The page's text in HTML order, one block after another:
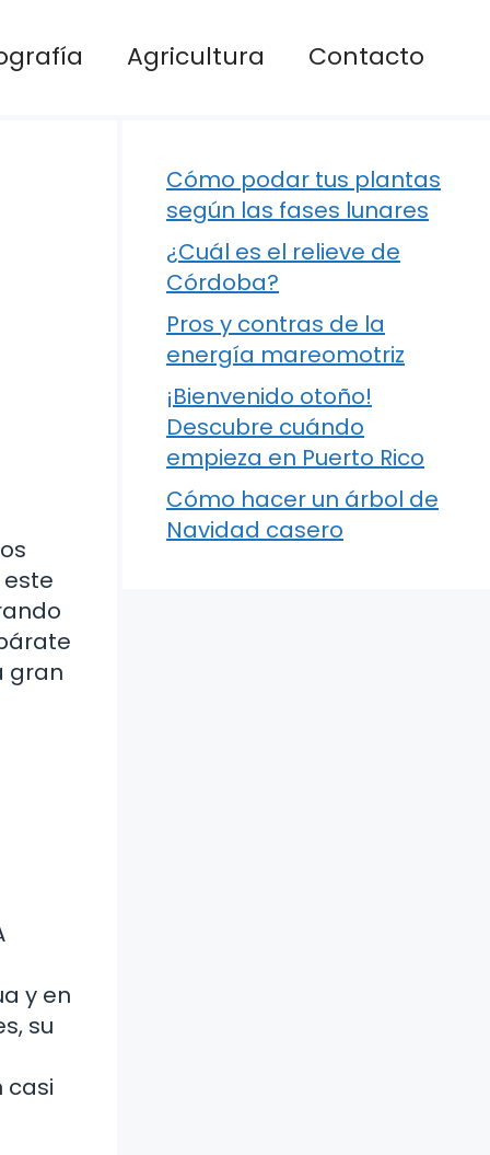
Agricultura Contacto
gran
y en
su
casi
Cómo podar tus plantas
según las fases lunares
¿Cuál es el relieve de
Córdoba?
Pros y contras de la
energía mareomotriz
¡Bienvenido otoño!
Descubre cuándo
empieza en Puerto Rico
Cómo hacer un árbol de
Navidad casero